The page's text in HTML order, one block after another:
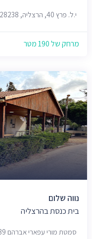
י.ל. פרץ 40, הרצליה, 4628238
מרחק של 190 מטר
נווה שלום
בית כנסת בהרצליה
סמטת מורי עפארי אברהם 39, הרצליה